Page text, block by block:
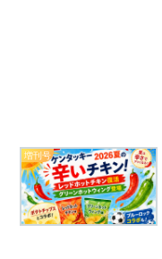
増刊号